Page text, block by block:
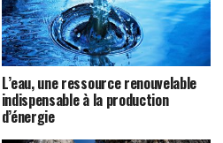
L’eau, une ressource renouvelable
indispensable à la production
d’énergie